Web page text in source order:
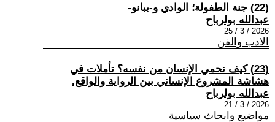
(22) جنة الطفولة؛ الوادي و-ببانو-
عبدالله بولرباح
2026 / 3 / 25
الادب والفن
(23) كيف نحمي الإنسان من نفسه؟ تأملات في
هشاشة المشروع الإنساني بين الرواية والواقع.
عبدالله بولرباح
2026 / 3 / 21
مواضيع وابحاث سياسية